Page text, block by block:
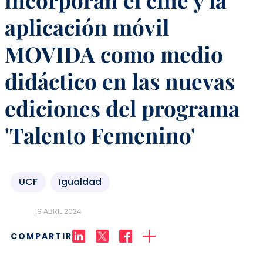
aplicación móvil
MOVIDA como medio
didáctico en las nuevas
ediciones del programa
'Talento Femenino'
UCF Igualdad
19 ABRIL 2024
COMPARTIR